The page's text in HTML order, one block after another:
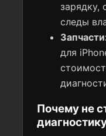
зарядку,
следы
для
Почему не